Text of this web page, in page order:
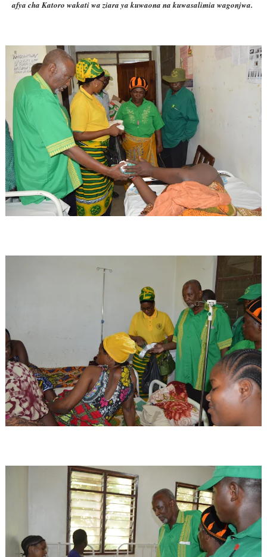
afya cha Katoro wakati wa ziara ya kuwaona na kuwasalimia wagonjwa.